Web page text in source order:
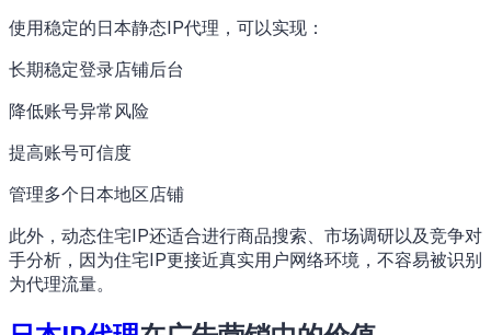
使用稳定的日本静态IP代理，可以实现：
长期稳定登录店铺后台
降低账号异常风险
提高账号可信度
管理多个日本地区店铺
此外，动态住宅IP还适合进行商品搜索、市场调研以及竞争对
手分析，因为住宅IP更接近真实用户网络环境，不容易被识别
为代理流量。